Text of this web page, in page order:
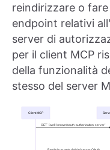
reindirizzare o
endpoint relativi
server di
per il client MCP
della funzionalità
stesso del server